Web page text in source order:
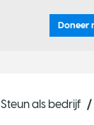
Doneer
Steun als bedrijf